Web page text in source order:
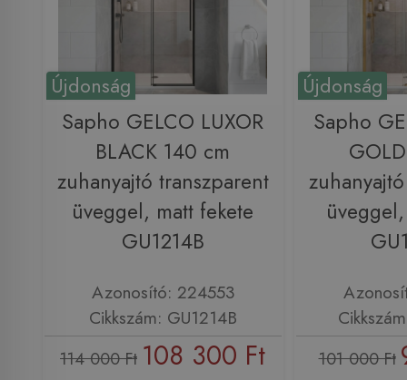
Újdonság
Sapho GELCO LUXOR
BLACK 140 cm
zuhanyajtó transzparent
üveggel, matt fekete
GU1214B
Azonosító: 224553
Cikkszám: GU1214B
114 000 Ft 108 300 Ft
Újdonság
Sapho
101 000 Ft